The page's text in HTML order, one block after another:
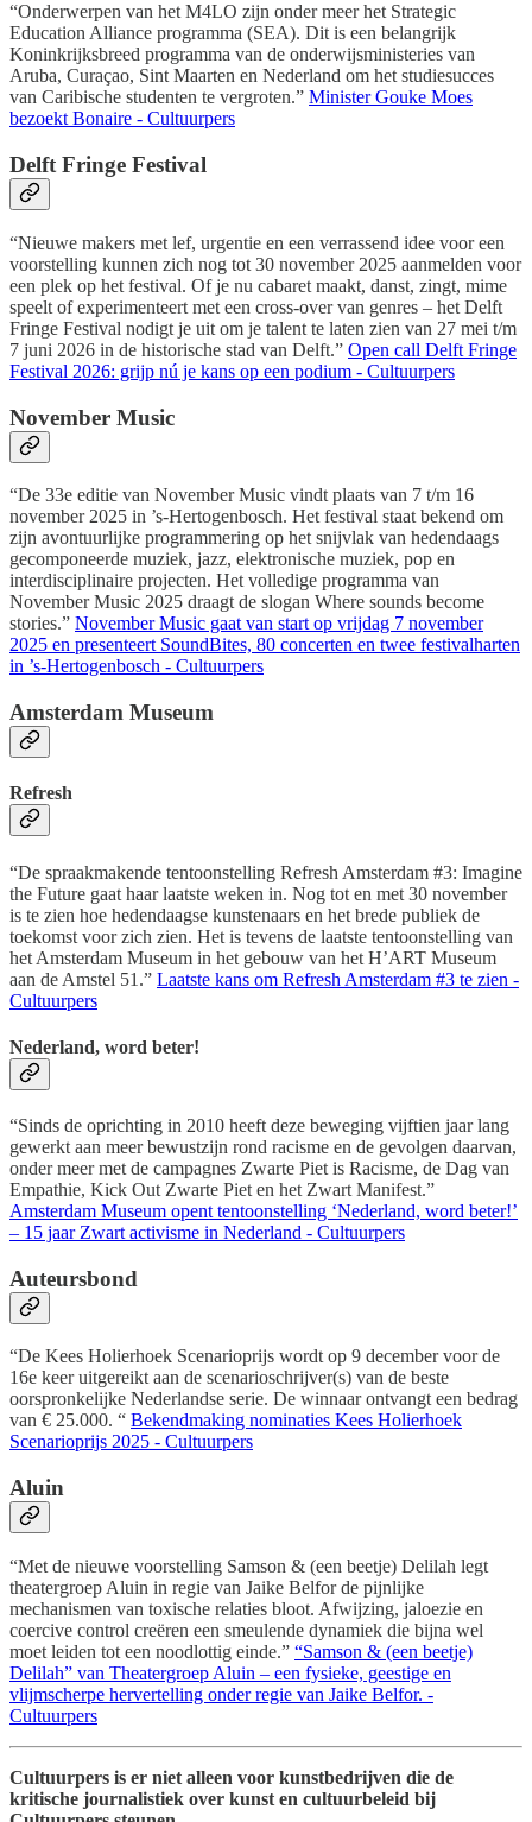
“Onderwerpen van het M4LO zijn onder meer het Strategic
Education Alliance programma (SEA). Dit is een belangrijk
Koninkrijksbreed programma van de onderwijsministeries van
Aruba, Curaçao, Sint Maarten en Nederland om het studiesucces
van Caribische studenten te vergroten.” Minister Gouke Moes
bezoekt Bonaire - Cultuurpers
Delft Fringe Festival
“Nieuwe makers met lef, urgentie en een verrassend idee voor een
voorstelling kunnen zich nog tot 30 november 2025 aanmelden voor
een plek op het festival. Of je nu cabaret maakt, danst, zingt, mime
speelt of experimenteert met een cross-over van genres – het Delft
Fringe Festival nodigt je uit om je talent te laten zien van 27 mei t/m
7 juni 2026 in de historische stad van Delft.” Open call Delft Fringe
Festival 2026: grijp nú je kans op een podium - Cultuurpers
November Music
“De 33e editie van November Music vindt plaats van 7 t/m 16
november 2025 in ’s-Hertogenbosch. Het festival staat bekend om
zijn avontuurlijke programmering op het snijvlak van hedendaags
gecomponeerde muziek, jazz, elektronische muziek, pop en
interdisciplinaire projecten. Het volledige programma van
November Music 2025 draagt de slogan Where sounds become
stories.” November Music gaat van start op vrijdag 7 november
2025 en presenteert SoundBites, 80 concerten en twee festivalharten
in ’s-Hertogenbosch - Cultuurpers
Amsterdam Museum
Refresh
“De spraakmakende tentoonstelling Refresh Amsterdam #3: Imagine
the Future gaat haar laatste weken in. Nog tot en met 30 november
is te zien hoe hedendaagse kunstenaars en het brede publiek de
toekomst voor zich zien. Het is tevens de laatste tentoonstelling van
het Amsterdam Museum in het gebouw van het H’ART Museum
aan de Amstel 51.” Laatste kans om Refresh Amsterdam #3 te zien -
Cultuurpers
Nederland, word beter!
“Sinds de oprichting in 2010 heeft deze beweging vijftien jaar lang
gewerkt aan meer bewustzijn rond racisme en de gevolgen daarvan,
onder meer met de campagnes Zwarte Piet is Racisme, de Dag van
Empathie, Kick Out Zwarte Piet en het Zwart Manifest.”
Amsterdam Museum opent tentoonstelling ‘Nederland, word beter!’
– 15 jaar Zwart activisme in Nederland - Cultuurpers
Auteursbond
“De Kees Holierhoek Scenarioprijs wordt op 9 december voor de
16e keer uitgereikt aan de scenarioschrijver(s) van de beste
oorspronkelijke Nederlandse serie. De winnaar ontvangt een bedrag
van € 25.000. “ Bekendmaking nominaties Kees Holierhoek
Scenarioprijs 2025 - Cultuurpers
Aluin
“Met de nieuwe voorstelling Samson & (een beetje) Delilah legt
theatergroep Aluin in regie van Jaike Belfor de pijnlijke
mechanismen van toxische relaties bloot. Afwijzing, jaloezie en
coercive control creëren een smeulende dynamiek die bijna wel
moet leiden tot een noodlottig einde.” “Samson & (een beetje)
Delilah” van Theatergroep Aluin – een fysieke, geestige en
vlijmscherpe hervertelling onder regie van Jaike Belfor. -
Cultuurpers
Cultuurpers is er niet alleen voor kunstbedrijven die de
kritische journalistiek over kunst en cultuurbeleid bij